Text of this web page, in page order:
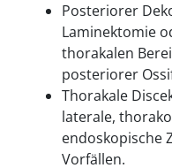
Posteriorer
Laminektomie
thorakalen
posteriorer
Thorakale
laterale,
endoskopische
Vorfällen.